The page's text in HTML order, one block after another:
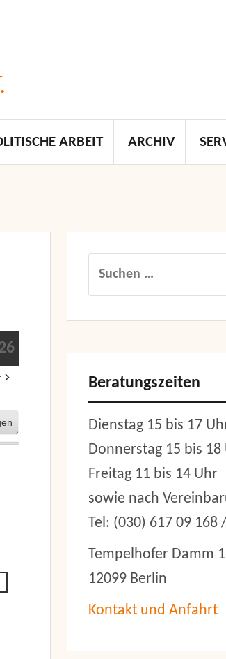
ARBEIT ARCHIV
Suchen
Beratungszeiten
Dienstag 15 bis 17
Donnerstag 15 bis 18
Freitag 11 bis 14 Uhr
sowie nach
Tel: (030) 617 09 168
Tempelhofer Damm
12099 Berlin
Kontakt und Anfahrt